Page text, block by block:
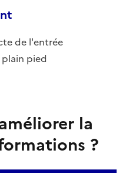
de l'entrée
pied
la
?